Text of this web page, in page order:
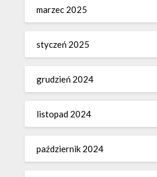
marzec 2025
styczeń 2025
grudzień 2024
listopad 2024
październik 2024